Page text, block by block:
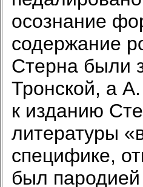
осознание
содержание
Стерна были
Тронской, а
к изданию
литературы
специфике,
был пародией